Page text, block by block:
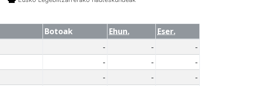
Botoak Ehun.
Eser.
- -
-
- -
-
- -
-